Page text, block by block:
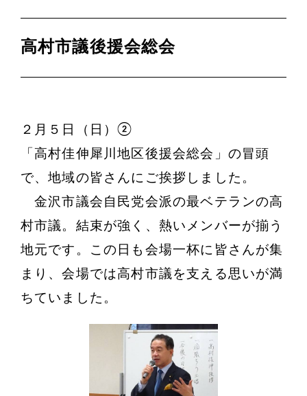
高村市議後援会総会
２月５日（日）②
「高村佳伸犀川地区後援会総会」の冒頭
で、地域の皆さんにご挨拶しました。
金沢市議会自民党会派の最ベテランの高
村市議。結束が強く、熱いメンバーが揃う
地元です。この日も会場一杯に皆さんが集
まり、会場では高村市議を支える思いが満
ちていました。